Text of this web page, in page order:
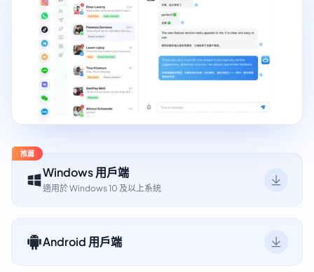
Windows 用戶端
適用於 Windows 10 及以上系統
推薦
Android 用戶端